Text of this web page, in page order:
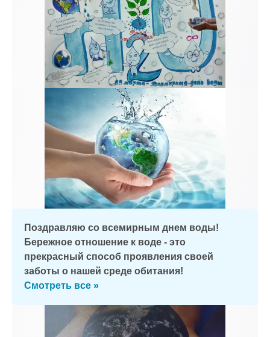
Поздравляю со всемирным днем воды!
Бережное отношение к воде - это
прекрасный способ проявления своей
заботы о нашей среде обитания!
Смотреть все »